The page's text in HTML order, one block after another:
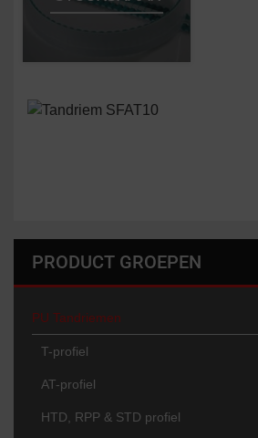
PRODUCT GROEPEN
PU Tandriemen
T-profiel
AT-profiel
HTD, RPP & STD profiel